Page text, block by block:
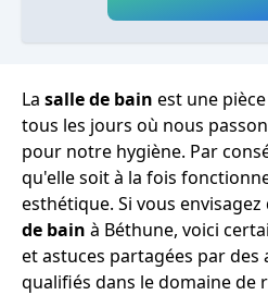
La salle de bain est une
tous les jours où nous
pour notre hygiène. Par
qu'elle soit à la fois
esthétique. Si vous envisagez
de bain à Béthune, voici
et astuces partagées par
qualifiés dans le domaine de